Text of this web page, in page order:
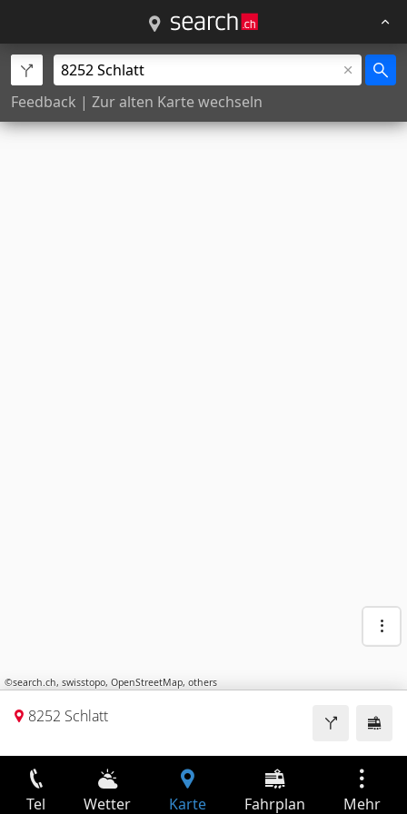
Feedback | Zur alten Karte wechseln
©search.ch, swisstopo, OpenStreetMap, others
8252 Schlatt
Tel Wetter Karte Fahrplan Mehr